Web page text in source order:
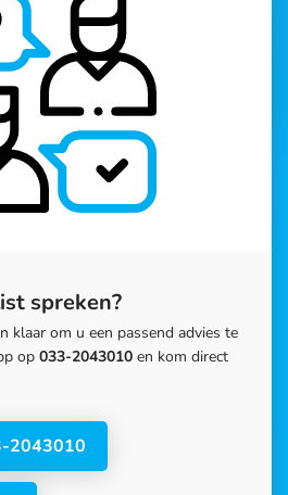
spreken?
klaar om u een passend advies te
op 033-2043010 en kom direct
2043010